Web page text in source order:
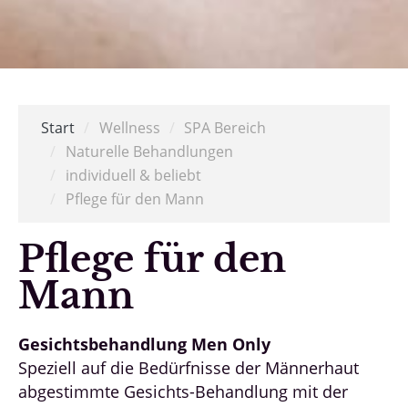
Start Wellness
SPA Bereich
Naturelle Behandlungen
individuell & beliebt
Pflege für den Mann
Pflege für den
Mann
Gesichtsbehandlung Men Only
Speziell auf die Bedürfnisse der Männerhaut
abgestimmte Gesichts-Behandlung mit der